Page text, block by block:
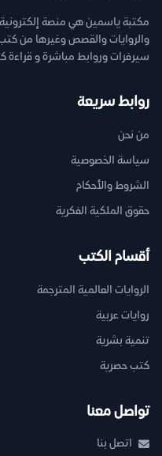
مكتبة ياسمين هي منصة إلكترونية
سيرفرات وروابط مباشرة و قراءة
روابط سريعة
من نحن
سياسة الخصوصية
الشروط والأحكام
حقوق الملكية الفكرية
أقسام الكتب
الروايات العالمية المترجمة
روايات عربية
تنمية بشرية
كتب حصرية
تواصل معنا
اتصل بنا